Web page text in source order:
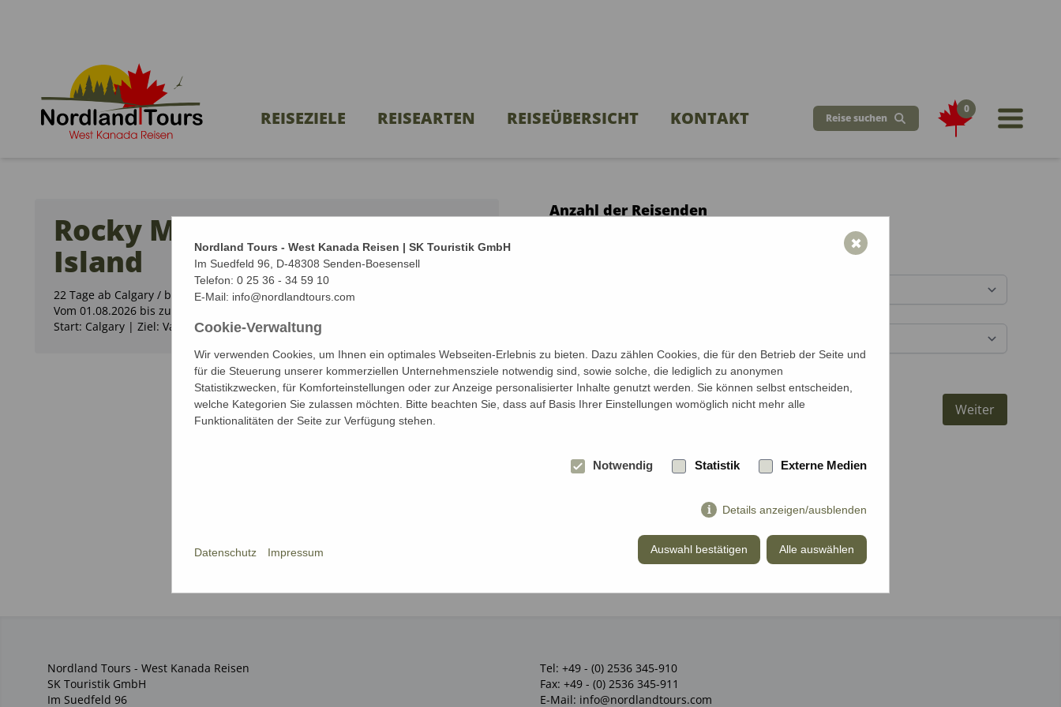
REISEZIELE REISEARTEN REISEÜBERSICHT KONTAKT Reise suchen
0
Rocky Mountains & Ocean
Island
22 Tage ab Calgary / bis Vancouver
Vom 01.08.2026 bis zum 22.08.2026 (22 Tage)
Start: Calgary | Ziel: Vancouver
Anzahl der Reisenden
Jahren*
Weiter
Nordland Tours - West Kanada Reisen
SK Touristik GmbH
Im Suedfeld 96
Tel: +49 - (0) 2536 345-910
Fax: +49 - (0) 2536 345-911
E-Mail: info@nordlandtours.com
Nordland Tours - West Kanada Reisen | SK Touristik GmbH
Im Suedfeld 96, D-48308 Senden-Boesensell
Telefon: 0 25 36 - 34 59 10
E-Mail: info@nordlandtours.com
Cookie-Verwaltung
Wir verwenden Cookies, um Ihnen ein optimales Webseiten-Erlebnis zu bieten. Dazu zählen Cookies, die für den Betrieb der Seite und
für die Steuerung unserer kommerziellen Unternehmensziele notwendig sind, sowie solche, die lediglich zu anonymen
Statistikzwecken, für Komforteinstellungen oder zur Anzeige personalisierter Inhalte genutzt werden. Sie können selbst entscheiden,
welche Kategorien Sie zulassen möchten. Bitte beachten Sie, dass auf Basis Ihrer Einstellungen womöglich nicht mehr alle
Funktionalitäten der Seite zur Verfügung stehen.
Notwendig Statistik Externe Medien
Details anzeigen/ausblenden
Auswahl bestätigen Alle auswählen
Datenschutz Impressum
✖